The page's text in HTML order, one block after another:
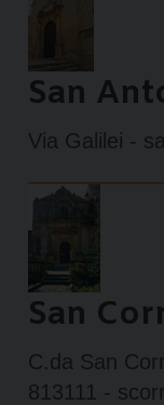
San
Via Galilei -
San
C.da San
813111 -